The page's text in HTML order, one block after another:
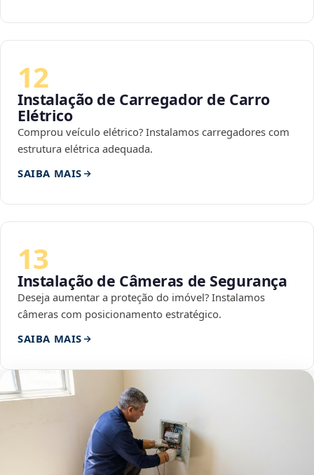
12
Instalação de Carregador de Carro
Elétrico
Comprou veículo elétrico? Instalamos carregadores com
estrutura elétrica adequada.
SAIBA MAIS
13
Instalação de Câmeras de Segurança
Deseja aumentar a proteção do imóvel? Instalamos
câmeras com posicionamento estratégico.
SAIBA MAIS